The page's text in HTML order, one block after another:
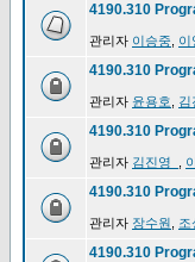
4190.310
관리자 이승중 이
4190.310
관리자 윤용호 김
4190.310
관리자 김진영_
4190.310
관리자 장수원 조
4190.310